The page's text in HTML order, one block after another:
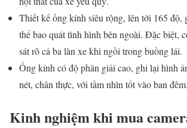
Thiết kế ống kính siêu rộng, lên tới 165 độ,
thể bao quát tình hình bên ngoài. Đặc biệt,
sát rõ cả ba làn xe khi ngồi trong buồng lái.
Ống kính có độ phân giải cao, ghi lại hình
nét, chân thực, với tầm nhìn tốt vào ban đêm.
Kinh nghiệm khi mua